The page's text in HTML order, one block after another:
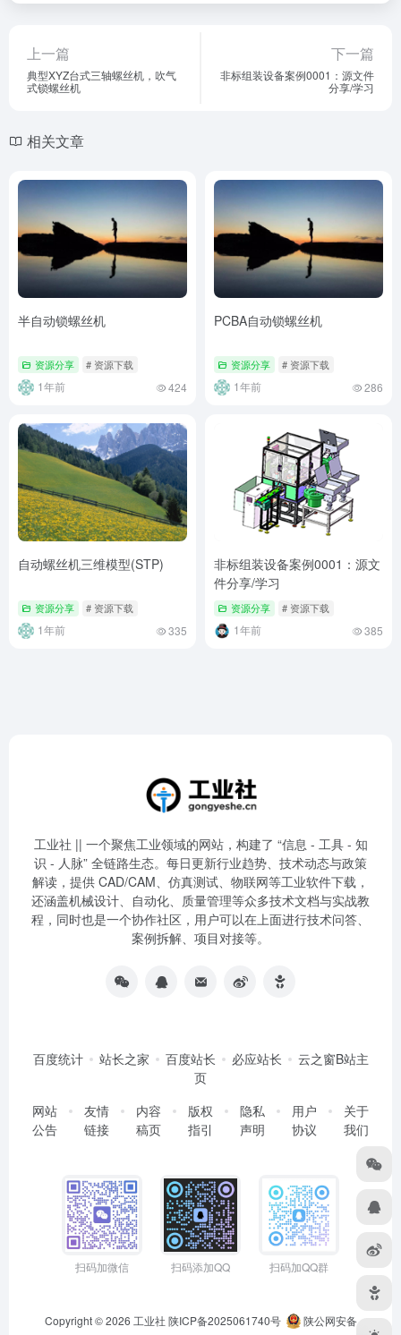
上一篇
典型XYZ台式三轴螺丝机，吹气
式锁螺丝机
下一篇
非标组装设备案例0001：源文件
分享/学习
相关文章
半自动锁螺丝机
资源分享 # 资源下载
1年前 424
PCBA自动锁螺丝机
资源分享 # 资源下载
1年前 286
自动螺丝机三维模型(STP)
资源分享 # 资源下载
1年前 335
非标组装设备案例0001：源文
件分享/学习
资源分享 # 资源下载
1年前 385
工业社 || 一个聚焦工业领域的网站，构建了 “信息 - 工具 - 知
识 - 人脉” 全链路生态。每日更新行业趋势、技术动态与政策
解读，提供 CAD/CAM、仿真测试、物联网等工业软件下载，
还涵盖机械设计、自动化、质量管理等众多技术文档与实战教
程，同时也是一个协作社区，用户可以在上面进行技术问答、
案例拆解、项目对接等。
百度统计 站长之家 百度站长 必应站长
云之窗B站主
页
网站
公告
友情
链接
内容
稿页
版权
指引
隐私
声明
用户
协议
关于
我们
扫码加微信 扫码添加QQ 扫码加QQ群
Copyright © 2026 工业社 陕ICP备2025061740号
陕公网安备